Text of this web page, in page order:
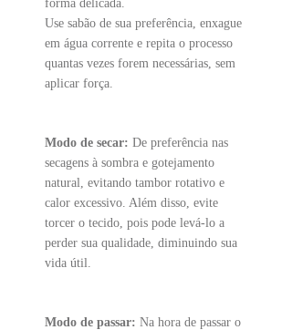
forma delicada.
Use sabão de sua preferência, enxague
em água corrente e repita o processo
quantas vezes forem necessárias, sem
aplicar força.
Modo de secar: De preferência nas
secagens à sombra e gotejamento
natural, evitando tambor rotativo e
calor excessivo. Além disso, evite
torcer o tecido, pois pode levá-lo a
perder sua qualidade, diminuindo sua
vida útil.
Modo de passar: Na hora de passar o